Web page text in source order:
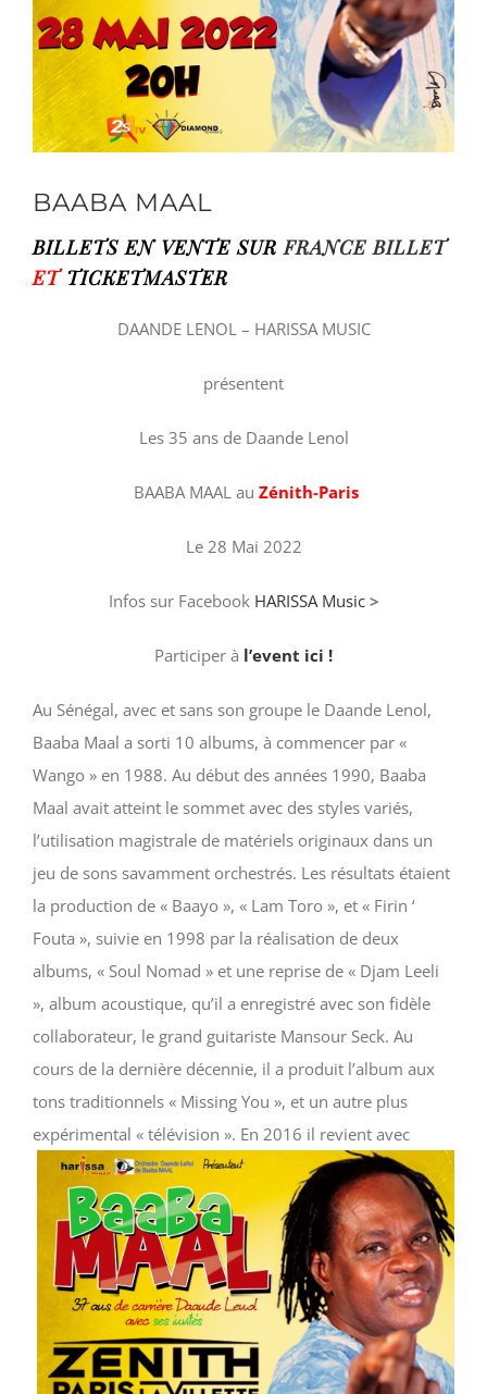
BAABA MAAL
BILLETS EN VENTE SURFRANCE BILLET
ETTICKETMASTER
DAANDE LENOL – HARISSA MUSIC
présentent
Les 35 ans de Daande Lenol
BAABA MAAL au Zénith-Paris
Le 28 Mai 2022
Infos sur Facebook HARISSA Music >
Participer à l’event ici !
Au Sénégal, avec et sans son groupe le Daande Lenol,
Baaba Maal a sorti 10 albums, à commencer par «
Wango » en 1988. Au début des années 1990, Baaba
Maal avait atteint le sommet avec des styles variés,
l’utilisation magistrale de matériels originaux dans un
jeu de sons savamment orchestrés. Les résultats étaient
la production de « Baayo », « Lam Toro », et « Firin ‘
Fouta », suivie en 1998 par la réalisation de deux
albums, « Soul Nomad » et une reprise de « Djam Leeli
», album acoustique, qu’il a enregistré avec son fidèle
collaborateur, le grand guitariste Mansour Seck. Au
cours de la dernière décennie, il a produit l’album aux
tons traditionnels « Missing You », et un autre plus
expérimental « télévision ». En 2016 il revient avec